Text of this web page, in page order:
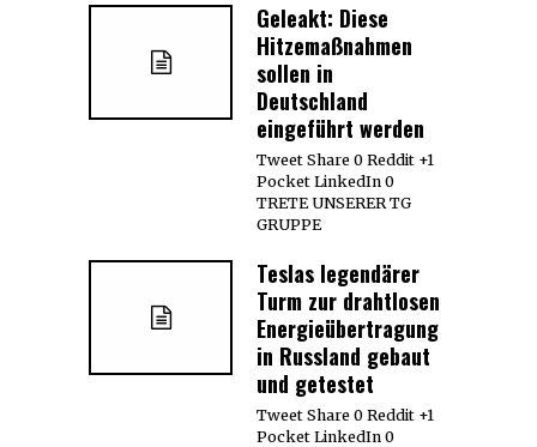
Geleakt: Diese
Hitzemaßnahmen
sollen in
Deutschland
eingeführt werden
Tweet Share 0 Reddit +1
Pocket LinkedIn 0
TRETE UNSERER TG
GRUPPE
Teslas legendärer
Turm zur drahtlosen
Energieübertragung
in Russland gebaut
und getestet
Tweet Share 0 Reddit +1
Pocket LinkedIn 0